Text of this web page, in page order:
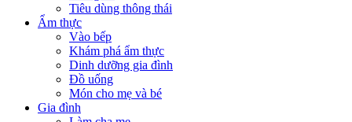
Tiêu dùng thông thái
Ẩm thực
Vào bếp
Khám phá ẩm thực
Dinh dưỡng gia đình
Đồ uống
Món cho mẹ và bé
Gia đình